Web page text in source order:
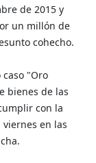
de 2015 y
un millón de
cohecho.
"Oro
bienes de las
con la
en las